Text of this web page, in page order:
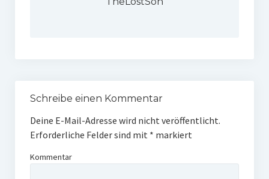
Schreibe einen Kommentar
Deine E-Mail-Adresse wird nicht veröffentlicht.
Erforderliche Felder sind mit * markiert
Kommentar